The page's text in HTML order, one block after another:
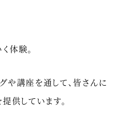
体験。
や講座を通して、皆さんに
供しています。